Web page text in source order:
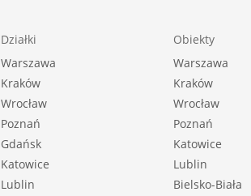
Działki
Warszawa
Kraków
Wrocław
Poznań
Gdańsk
Katowice
Lublin
Obiekty
Warszawa
Kraków
Wrocław
Poznań
Katowice
Lublin
Bielsko-Biała